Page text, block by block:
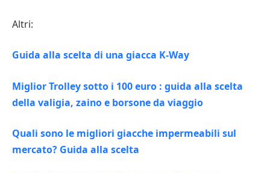
Altri:
Guida alla scelta di una giacca K-Way
Miglior Trolley sotto i 100 euro : guida alla scelta
della valigia, zaino e borsone da viaggio
Quali sono le migliori giacche impermeabili sul
mercato? Guida alla scelta